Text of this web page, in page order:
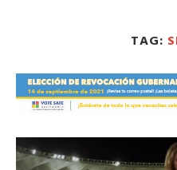
TAG: